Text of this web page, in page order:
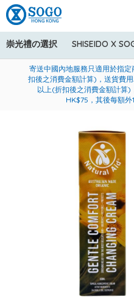
崇光禮の選択 SHISEIDO X
美國運通Explorer®信用卡會
購買一般貨品(冷凍食品除
寄送中國內地服務只適用於指
扣後之消費金額計算)，送貨費
以上(折扣後之消費金額計算)
HK$75，其後每額外